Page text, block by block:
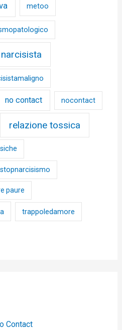
metoo
narcisista
no contact nocontact
relazione tossica
stopnarcisismo
paure
trappoledamore
Contact